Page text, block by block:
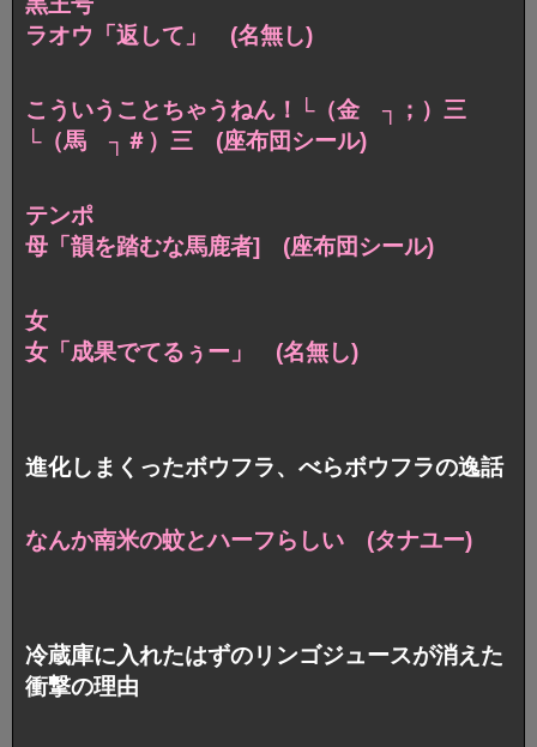
ラオウ「返して」 (名無し)
こういうことちゃうねん！└（金 ┐；）三
└（馬 ┐＃）三 (座布団シール)
テンポ
母「韻を踏むな馬鹿者] (座布団シール)
女
女「成果でてるぅー」 (名無し)
進化しまくったボウフラ、べらボウフラの逸話
なんか南米の蚊とハーフらしい (タナユー)
冷蔵庫に入れたはずのリンゴジュースが消えた
衝撃の理由